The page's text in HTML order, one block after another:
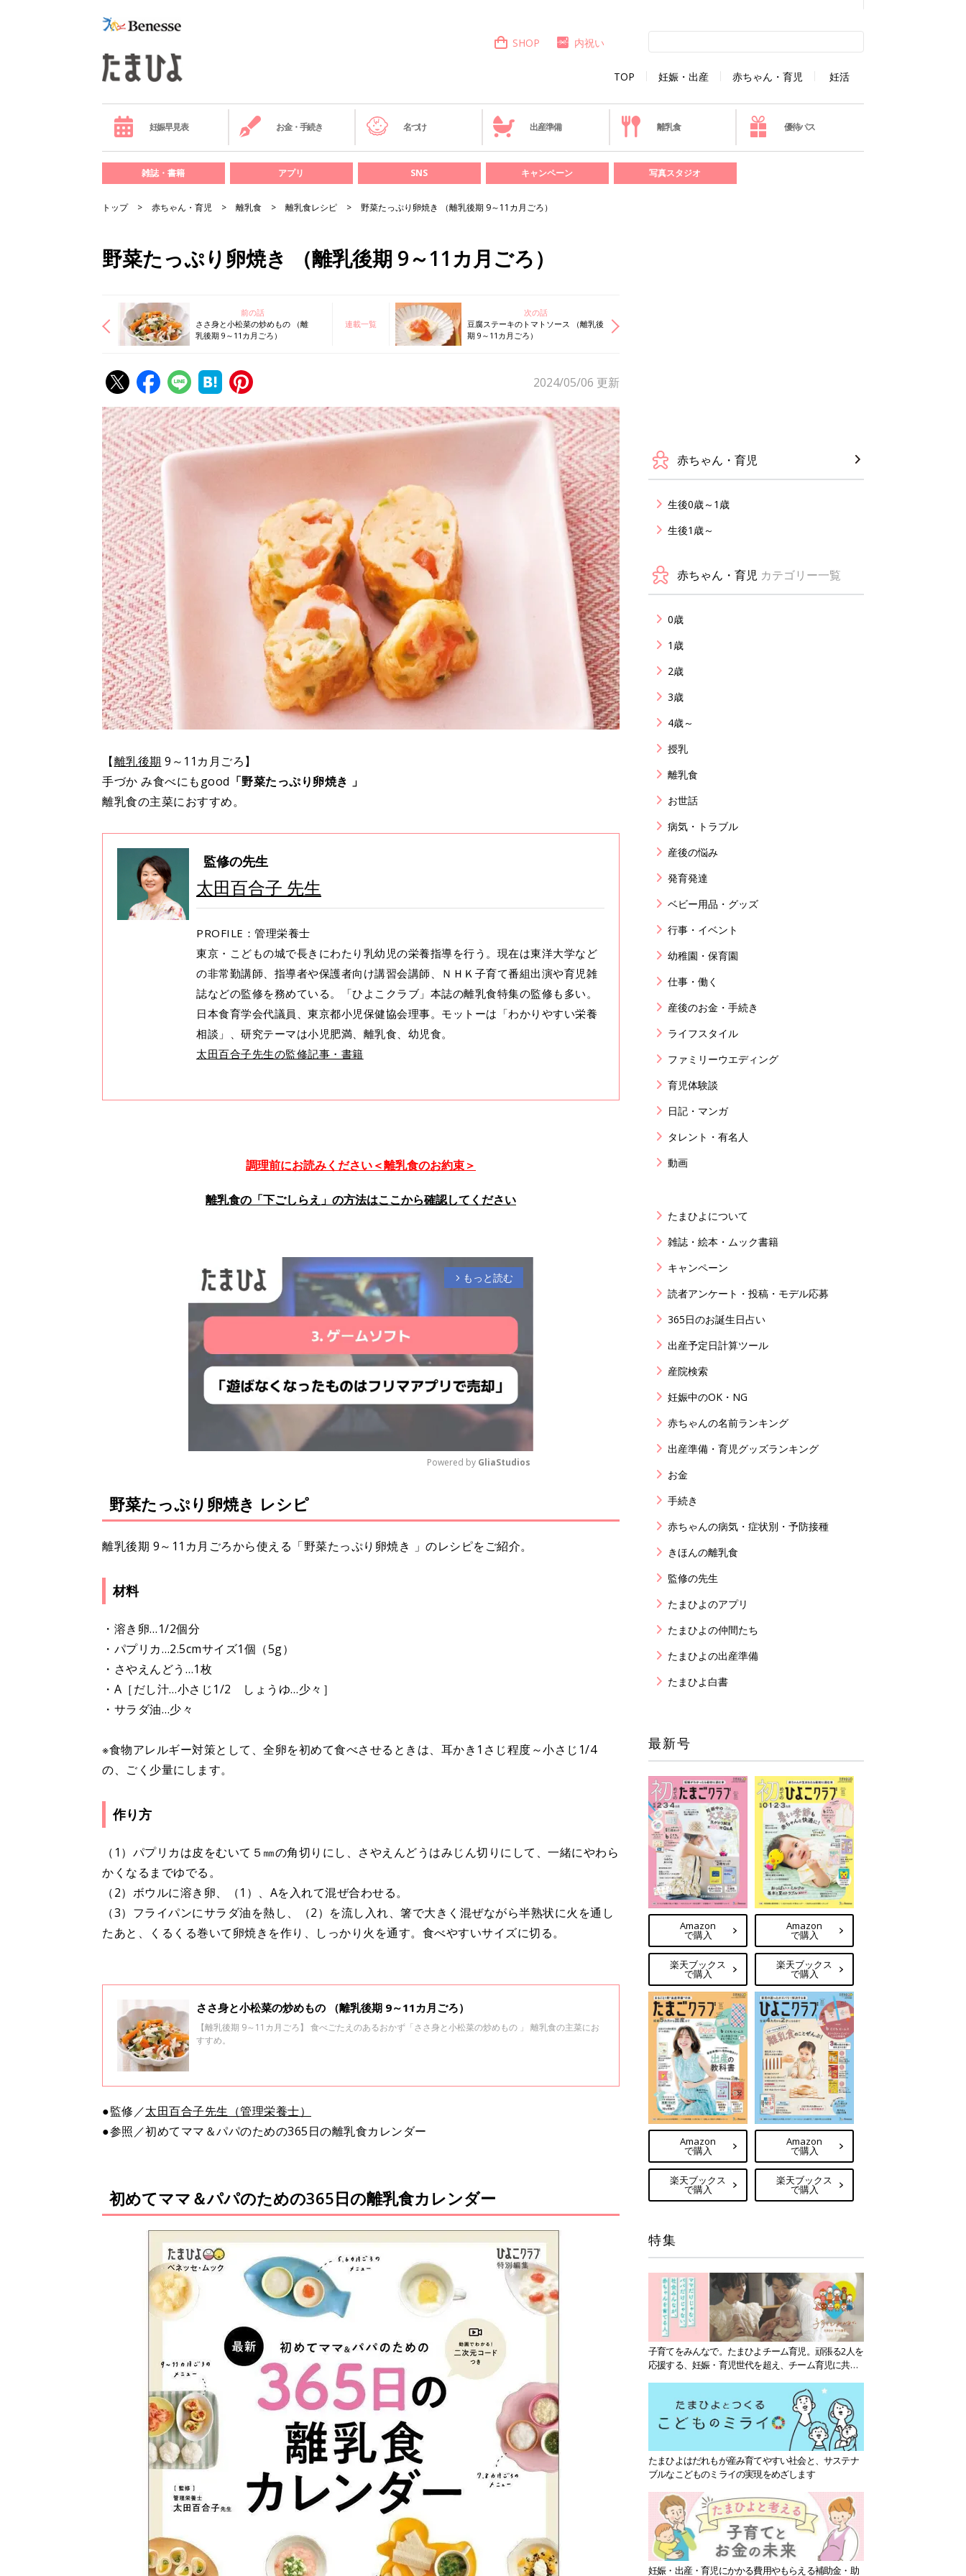
TOP 妊娠・出産 赤ちゃん・育児 妊活
SHOP 内祝い
妊娠早見表 お金・手続き 名づけ 出産準備 離乳食 優待パス
雑誌・書籍 アプリ SNS キャンペーン 写真スタジオ
トップ 赤ちゃん・育児 離乳食 離乳食レシピ 野菜たっぷり卵焼き （離乳後期 9～11カ月ごろ）
野菜たっぷり卵焼き （離乳後期 9～11カ月ごろ）
前の話
ささ身と小松菜の炒めもの （離
乳後期 9～11カ月ごろ）
連載一覧
次の話
豆腐ステーキのトマトソース （離乳後
期 9～11カ月ごろ）
2024/05/06 更新
【離乳後期 9～11カ月ごろ】
手づか み食べにもgood 「野菜たっぷり卵焼き 」
離乳食の主菜におすすめ。
監修の先生
太田百合子 先生
PROFILE：管理栄養士
東京・こどもの城で長きにわたり乳幼児の栄養指導を行う。現在は東洋大学など
の非常勤講師、指導者や保護者向け講習会講師、ＮＨＫ子育て番組出演や育児雑
誌などの監修を務めている。「ひよこクラブ」本誌の離乳食特集の監修も多い。
日本食育学会代議員、東京都小児保健協会理事。モットーは「わかりやすい栄養
相談」、研究テーマは小児肥満、離乳食、幼児食。
太田百合子先生の監修記事・書籍
調理前にお読みください＜離乳食のお約束＞
離乳食の「下ごしらえ」の方法はここから確認してください
arrow_forward_ios もっと読む
u
t
Powered by GliaStudios
野菜たっぷり卵焼き レシピ
離乳後期 9～11カ月ごろから使える「野菜たっぷり卵焼き 」のレシピをご紹介。
材料
・溶き卵…1/2個分
・パプリカ…2.5cmサイズ1個（5g）
・さやえんどう…1枚
・A［だし汁…小さじ1/2 しょうゆ…少々］
・サラダ油…少々
※食物アレルギー対策として、全卵を初めて食べさせるときは、耳かき1さじ程度～小さじ1/4
の、ごく少量にします。
作り方
（1）パプリカは皮をむいて５㎜の角切りにし、さやえんどうはみじん切りにして、一緒にやわら
かくなるまでゆでる。
（2）ボウルに溶き卵、（1）、Aを入れて混ぜ合わせる。
（3）フライパンにサラダ油を熱し、（2）を流し入れ、箸で大きく混ぜながら半熟状に火を通し
たあと、くるくる巻いて卵焼きを作り、しっかり火を通す。食べやすいサイズに切る。
ささ身と小松菜の炒めもの （離乳後期 9～11カ月ごろ）
【離乳後期 9～11カ月ごろ】 食べごたえのあるおかず「ささ身と小松菜の炒めもの 」 離乳食の主菜にお
すすめ。
●監修／太田百合子先生（管理栄養士）
●参照／初めてママ＆パパのための365日の離乳食カレンダー
初めてママ＆パパのための365日の離乳食カレンダー
赤ちゃん・育児
生後0歳～1歳
生後1歳～
赤ちゃん・育児 カテゴリー一覧
0歳
1歳
2歳
3歳
4歳～
授乳
離乳食
お世話
病気・トラブル
産後の悩み
発育発達
ベビー用品・グッズ
行事・イベント
幼稚園・保育園
仕事・働く
産後のお金・手続き
ライフスタイル
ファミリーウエディング
育児体験談
日記・マンガ
タレント・有名人
動画
たまひよについて
雑誌・絵本・ムック書籍
キャンペーン
読者アンケート・投稿・モデル応募
365日のお誕生日占い
出産予定日計算ツール
産院検索
妊娠中のOK・NG
赤ちゃんの名前ランキング
出産準備・育児グッズランキング
お金
手続き
赤ちゃんの病気・症状別・予防接種
きほんの離乳食
監修の先生
たまひよのアプリ
たまひよの仲間たち
たまひよの出産準備
たまひよ白書
最新号
Amazon
で購入
楽天ブックス
で購入
Amazon
で購入
楽天ブックス
で購入
Amazon
で購入
楽天ブックス
で購入
Amazon
で購入
楽天ブックス
で購入
特集
子育てをみんなで。たまひよチーム育児。頑張る2人を
応援する、妊娠・育児世代を超え、チーム育児に共感
たまひよはだれもが産み育てやすい社会と、サステナ
ブルなこどものミライの実現をめざします
妊娠・出産・育児にかかる費用やもらえる補助金・助